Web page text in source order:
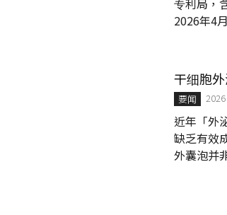
专利局，
2026年4
言，是值
干细胞
要闻
近年「外
缺乏有效
外囊泡并